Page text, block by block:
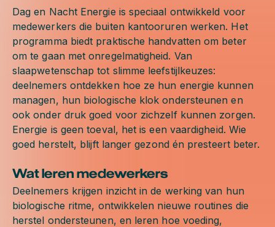
Dag en Nacht Energie is speciaal ontwikkeld voor
medewerkers die buiten kantooruren werken. Het
programma biedt praktische handvatten om beter
om te gaan met onregelmatigheid. Van
slaapwetenschap tot slimme leefstijlkeuzes:
deelnemers ontdekken hoe ze hun energie kunnen
managen, hun biologische klok ondersteunen en
ook onder druk goed voor zichzelf kunnen zorgen.
Energie is geen toeval, het is een vaardigheid. Wie
goed herstelt, blijft langer gezond én presteert beter.
Wat leren medewerkers
Deelnemers krijgen inzicht in de werking van hun
biologische ritme, ontwikkelen nieuwe routines die
herstel ondersteunen, en leren hoe voeding,